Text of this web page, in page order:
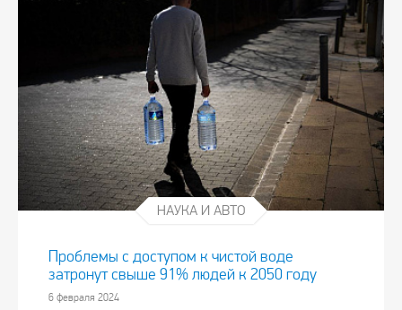
НАУКА И АВТО
Проблемы с доступом к чистой воде
затронут свыше 91% людей к 2050 году
6 февраля 2024